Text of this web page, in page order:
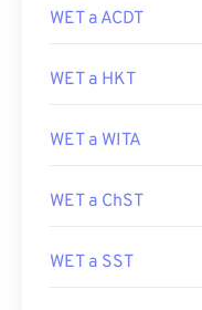
WET a ACDT
WET a HKT
WET a WITA
WET a ChST
WET a SST